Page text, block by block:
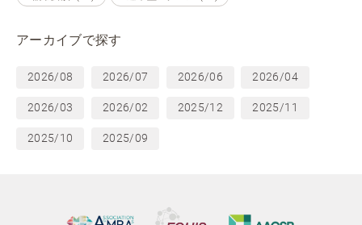
アーカイブで探す
2026/08 2026/07 2026/06 2026/04
2026/03 2026/02 2025/12 2025/11
2025/10 2025/09